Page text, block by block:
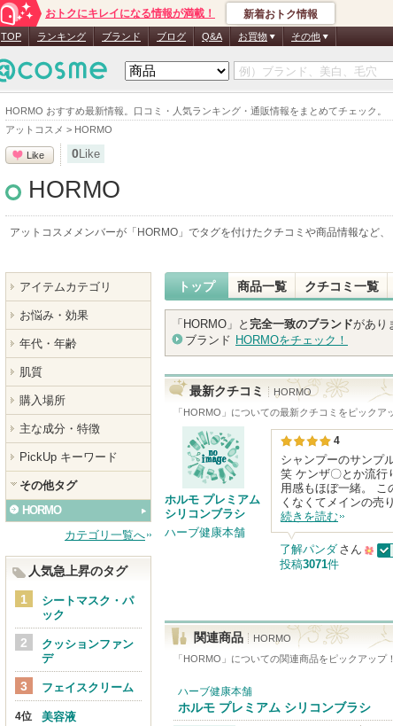
HORMO おすすめ最新情報。口コミ・人気ランキング・通販情報をまとめてチェック。
アットコスメ > HORMO
おトクにキレイになる情報が満載！ 新着おトク情報
TOP ランキング ブランド ブログ Q&A お買物 その他
Like 0Like
HORMO
アットコスメメンバーが「 HORMO 」でタグを付けたクチコミや商品情報など、
トップ 商品一覧 クチコミ一覧
「 HORMO 」と 完全一致のブランドがあり
ブランド HORMOをチェック！
最新クチコミ
HORMO
「HORMO 」についての最新クチコミをピックア
ホルモ プレミアム
シリコンブラシ
ハーブ健康本舗
4
シャンプーのサンプ
笑 ケンザ〇とか流行
用感もほぼ一緒。 こ
くなくてメインの売
続きを読む
了解パンダ さん
の
ン
投稿3071件
関連商品
HORMO
「HORMO 」についての関連商品をピックアップ！
ハーブ健康本舗
ホルモ プレミアム シリコンブラシ
アイテムカテゴリ
お悩み・効果
年代・年齢
肌質
購入場所
主な成分・特徴
PickUp キーワード
その他タグ
HORMO
カテゴリ一覧へ
人気急上昇のタグ
シートマスク・パ
ック
クッションファン
デ
フェイスクリーム
美容液